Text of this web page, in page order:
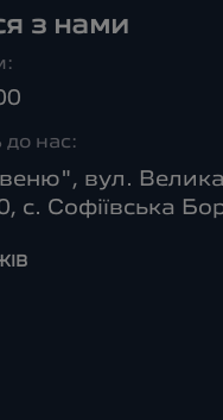
з нами
до нас:
вул. Велика
с. Софіївська